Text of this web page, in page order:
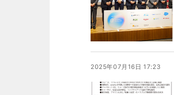
2025年07月16日 17:23